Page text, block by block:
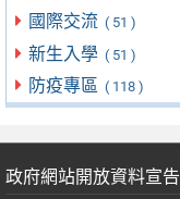
國際交流 ( 51 )
新生入學 ( 51 )
防疫專區 ( 118 )
政府網站開放資料宣告